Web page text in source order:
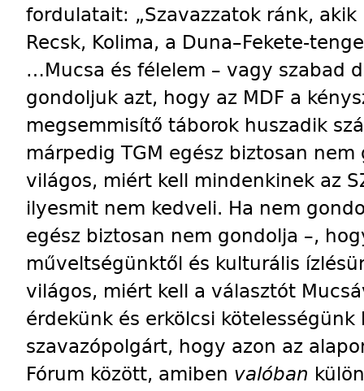
fordulatait: „Szavazzatok ránk,
Recsk, Kolima, a Duna–Fekete-
…Mucsa és félelem – vagy szabad
gondoljuk azt, hogy az MDF a
megsemmisítő táborok huszadik
márpedig TGM egész biztosan
világos, miért kell mindenkinek az
ilyesmit nem kedveli. Ha nem
egész biztosan nem gondolja –,
műveltségünktől és kulturális
világos, miért kell a választót
érdekünk és erkölcsi kötelességünk
szavazópolgárt, hogy azon az
Fórum között, amiben valóban